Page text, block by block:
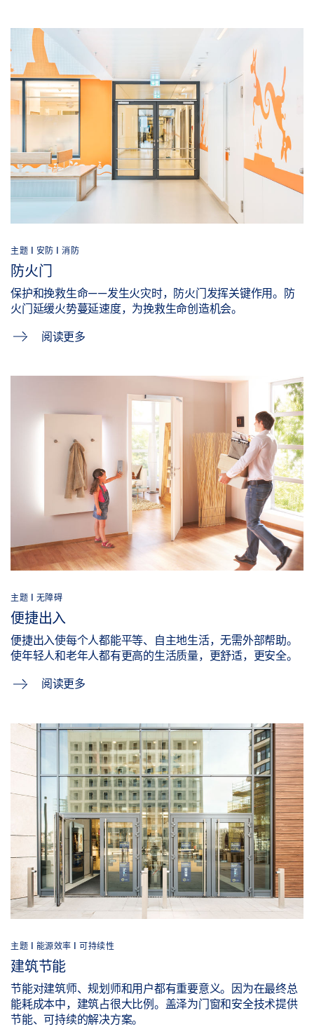
主题 | 安防 | 消防
防火门
保护和挽救生命——发生火灾时，防火门发挥关键作用。防
火门延缓火势蔓延速度，为挽救生命创造机会。
阅读更多
主题 | 无障碍
便捷出入
便捷出入使每个人都能平等、自主地生活，无需外部帮助。
使年轻人和老年人都有更高的生活质量，更舒适，更安全。
阅读更多
主题 | 能源效率 | 可持续性
建筑节能
节能对建筑师、规划师和用户都有重要意义。因为在最终总
能耗成本中，建筑占很大比例。盖泽为门窗和安全技术提供
节能、可持续的解决方案。